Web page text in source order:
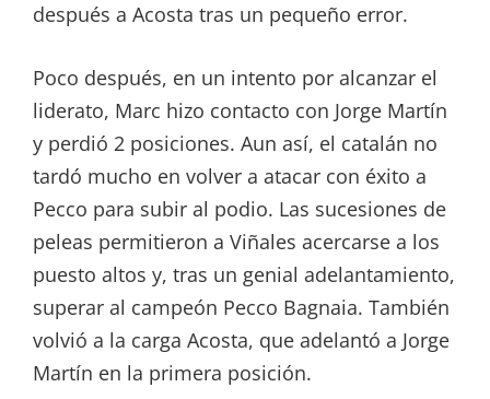
después a Acosta tras un pequeño error.
Poco después, en un intento por alcanzar el
liderato, Marc hizo contacto con Jorge Martín
y perdió 2 posiciones. Aun así, el catalán no
tardó mucho en volver a atacar con éxito a
Pecco para subir al podio. Las sucesiones de
peleas permitieron a Viñales acercarse a los
puesto altos y, tras un genial adelantamiento,
superar al campeón Pecco Bagnaia. También
volvió a la carga Acosta, que adelantó a Jorge
Martín en la primera posición.